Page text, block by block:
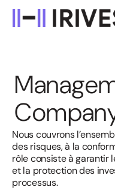
Manage
Compan
Nous couvrons
des risques,à la
rôle consiste à garantir
et la protection des
processus.